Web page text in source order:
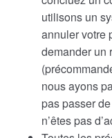
utilisons un
annuler votre
demander un
nous ayons
pas passer
n’êtes pas